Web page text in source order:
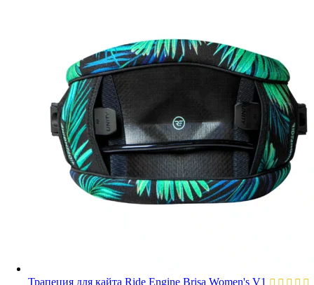
Трапеция для кайта Ride Engine Brisa Women's V1